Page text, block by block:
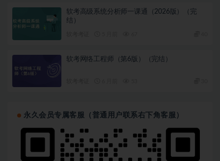
软考高级系统分析师一课通（2026版）（完
结）
软考网络工程师（第6版）（完结）
永久会员专属客服（普通用户联系右下角客服）